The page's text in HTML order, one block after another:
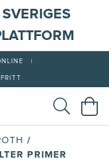
/
PRIMER